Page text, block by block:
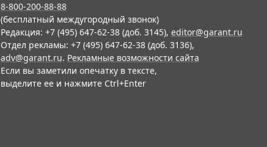
8-800-200-88-88
(бесплатный междугородный звонок)
Редакция: +7 (495) 647-62-38 (доб. 3145), editor@garant.ru
Отдел рекламы: +7 (495) 647-62-38 (доб. 3136),
adv@garant.ru. Рекламные возможности сайта
Если вы заметили опечатку в тексте,
выделите ее и нажмите Ctrl+Enter